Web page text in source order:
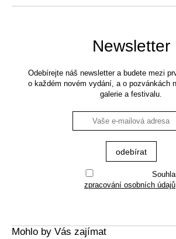
Newsletter
Odebírejte náš newsletter a budete mezi
o každém novém vydání, a o pozvánkách
galerie a festivalu.
zpracování osobních údajů
Mohlo by Vás zajímat